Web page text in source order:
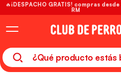
🔥¡DESPACHO GRATIS! compras
RM